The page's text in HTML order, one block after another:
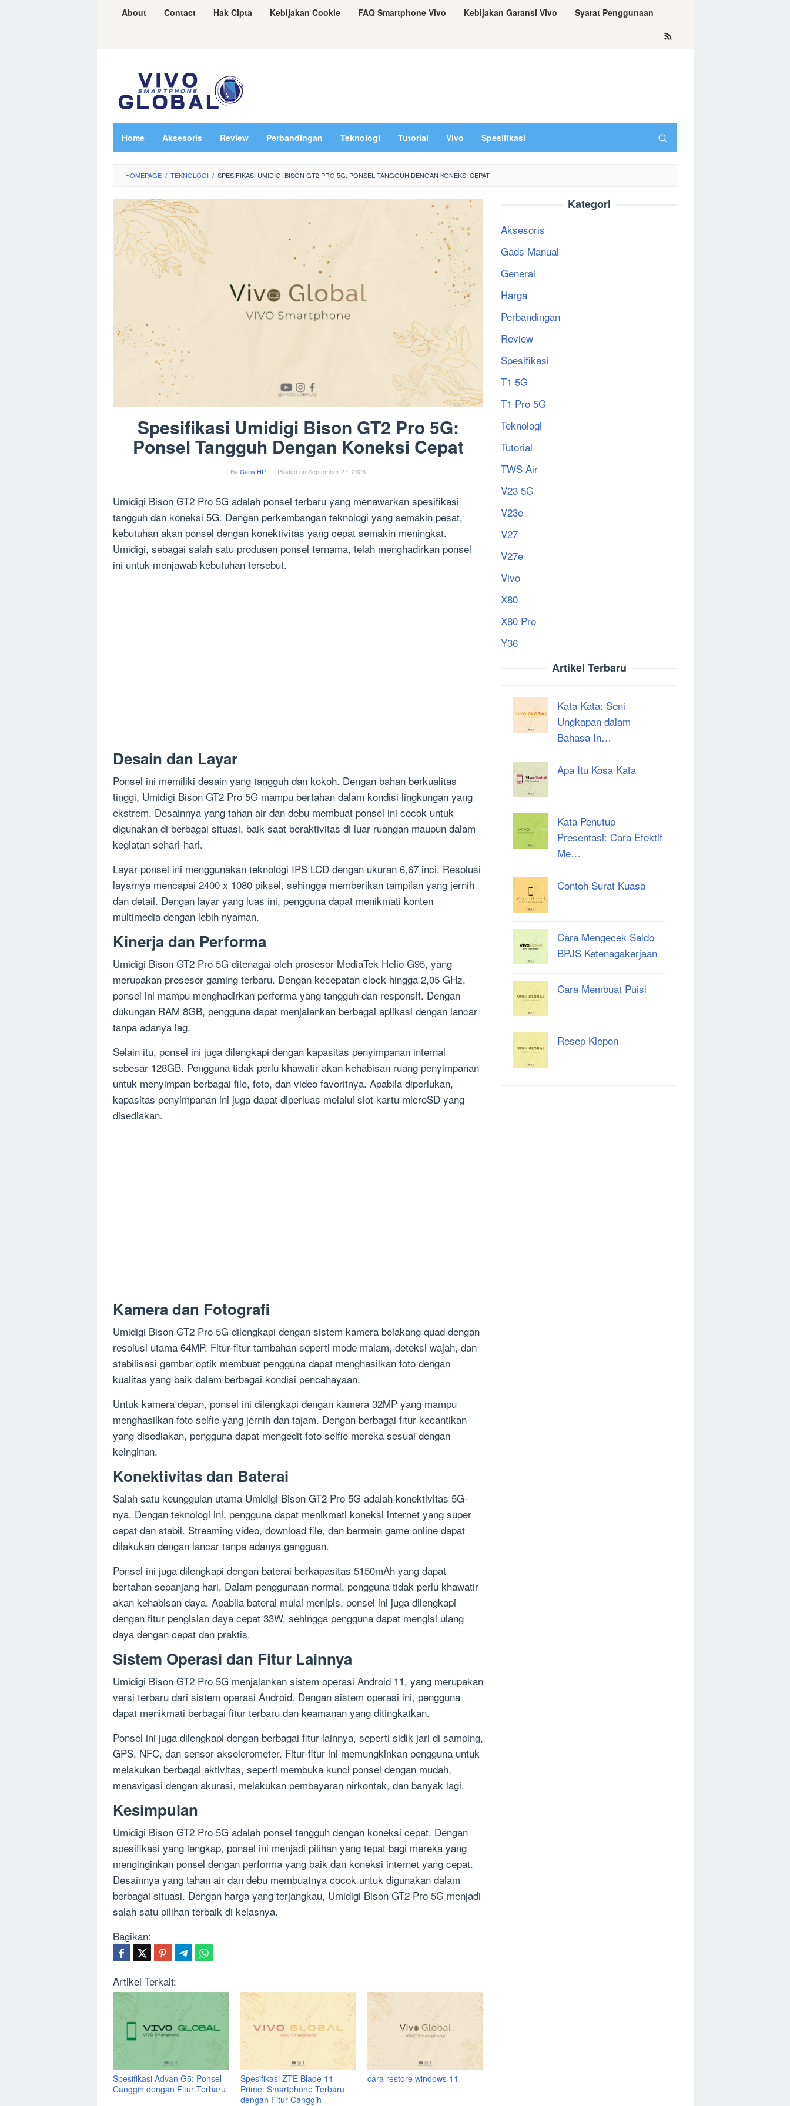
About Contact Hak Cipta Kebijakan Cookie FAQ Smartphone Vivo Kebijakan Garansi Vivo Syarat Penggunaan
Home Aksesoris Review Perbandingan Teknologi Tutorial Vivo Spesifikasi
HOMEPAGE / TEKNOLOGI / SPESIFIKASI UMIDIGI BISON GT2 PRO 5G: PONSEL TANGGUH DENGAN KONEKSI CEPAT
Spesifikasi Umidigi Bison GT2 Pro 5G:
Ponsel Tangguh Dengan Koneksi Cepat
By Caris HP Posted onSeptember 27, 2023
Umidigi Bison GT2 Pro 5G adalah ponsel terbaru yang menawarkan spesifikasi
tangguh dan koneksi 5G. Dengan perkembangan teknologi yang semakin pesat,
kebutuhan akan ponsel dengan konektivitas yang cepat semakin meningkat.
Umidigi, sebagai salah satu produsen ponsel ternama, telah menghadirkan ponsel
ini untuk menjawab kebutuhan tersebut.
Desain dan Layar
Ponsel ini memiliki desain yang tangguh dan kokoh. Dengan bahan berkualitas
tinggi, Umidigi Bison GT2 Pro 5G mampu bertahan dalam kondisi lingkungan yang
ekstrem. Desainnya yang tahan air dan debu membuat ponsel ini cocok untuk
digunakan di berbagai situasi, baik saat beraktivitas di luar ruangan maupun dalam
kegiatan sehari-hari.
Layar ponsel ini menggunakan teknologi IPS LCD dengan ukuran 6,67 inci. Resolusi
layarnya mencapai 2400 x 1080 piksel, sehingga memberikan tampilan yang jernih
dan detail. Dengan layar yang luas ini, pengguna dapat menikmati konten
multimedia dengan lebih nyaman.
Kinerja dan Performa
Umidigi Bison GT2 Pro 5G ditenagai oleh prosesor MediaTek Helio G95, yang
merupakan prosesor gaming terbaru. Dengan kecepatan clock hingga 2,05 GHz,
ponsel ini mampu menghadirkan performa yang tangguh dan responsif. Dengan
dukungan RAM 8GB, pengguna dapat menjalankan berbagai aplikasi dengan lancar
tanpa adanya lag.
Selain itu, ponsel ini juga dilengkapi dengan kapasitas penyimpanan internal
sebesar 128GB. Pengguna tidak perlu khawatir akan kehabisan ruang penyimpanan
untuk menyimpan berbagai file, foto, dan video favoritnya. Apabila diperlukan,
kapasitas penyimpanan ini juga dapat diperluas melalui slot kartu microSD yang
disediakan.
Kamera dan Fotografi
Umidigi Bison GT2 Pro 5G dilengkapi dengan sistem kamera belakang quad dengan
resolusi utama 64MP. Fitur-fitur tambahan seperti mode malam, deteksi wajah, dan
stabilisasi gambar optik membuat pengguna dapat menghasilkan foto dengan
kualitas yang baik dalam berbagai kondisi pencahayaan.
Untuk kamera depan, ponsel ini dilengkapi dengan kamera 32MP yang mampu
menghasilkan foto selfie yang jernih dan tajam. Dengan berbagai fitur kecantikan
yang disediakan, pengguna dapat mengedit foto selfie mereka sesuai dengan
keinginan.
Konektivitas dan Baterai
Salah satu keunggulan utama Umidigi Bison GT2 Pro 5G adalah konektivitas 5G-
nya. Dengan teknologi ini, pengguna dapat menikmati koneksi internet yang super
cepat dan stabil. Streaming video, download file, dan bermain game online dapat
dilakukan dengan lancar tanpa adanya gangguan.
Ponsel ini juga dilengkapi dengan baterai berkapasitas 5150mAh yang dapat
bertahan sepanjang hari. Dalam penggunaan normal, pengguna tidak perlu khawatir
akan kehabisan daya. Apabila baterai mulai menipis, ponsel ini juga dilengkapi
dengan fitur pengisian daya cepat 33W, sehingga pengguna dapat mengisi ulang
daya dengan cepat dan praktis.
Sistem Operasi dan Fitur Lainnya
Umidigi Bison GT2 Pro 5G menjalankan sistem operasi Android 11, yang merupakan
versi terbaru dari sistem operasi Android. Dengan sistem operasi ini, pengguna
dapat menikmati berbagai fitur terbaru dan keamanan yang ditingkatkan.
Ponsel ini juga dilengkapi dengan berbagai fitur lainnya, seperti sidik jari di samping,
GPS, NFC, dan sensor akselerometer. Fitur-fitur ini memungkinkan pengguna untuk
melakukan berbagai aktivitas, seperti membuka kunci ponsel dengan mudah,
menavigasi dengan akurasi, melakukan pembayaran nirkontak, dan banyak lagi.
Kesimpulan
Umidigi Bison GT2 Pro 5G adalah ponsel tangguh dengan koneksi cepat. Dengan
spesifikasi yang lengkap, ponsel ini menjadi pilihan yang tepat bagi mereka yang
menginginkan ponsel dengan performa yang baik dan koneksi internet yang cepat.
Desainnya yang tahan air dan debu membuatnya cocok untuk digunakan dalam
berbagai situasi. Dengan harga yang terjangkau, Umidigi Bison GT2 Pro 5G menjadi
salah satu pilihan terbaik di kelasnya.
Bagikan:
Artikel Terkait:
Spesifikasi Advan G5: Ponsel
Canggih dengan Fitur Terbaru
Spesifikasi ZTE Blade 11
Prime: Smartphone Terbaru
dengan Fitur Canggih
cara restore windows 11
Kategori
Aksesoris
Gads Manual
General
Harga
Perbandingan
Review
Spesifikasi
T1 5G
T1 Pro 5G
Teknologi
Tutorial
TWS Air
V23 5G
V23e
V27
V27e
Vivo
X80
X80 Pro
Y36
Artikel Terbaru
Kata Kata: Seni
Ungkapan dalam
Bahasa In…
Apa Itu Kosa Kata
Kata Penutup
Presentasi: Cara Efektif
Me…
Contoh Surat Kuasa
Cara Mengecek Saldo
BPJS Ketenagakerjaan
Cara Membuat Puisi
Resep Klepon